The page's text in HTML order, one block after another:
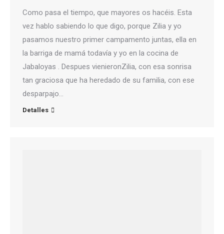
Como pasa el tiempo, que mayores os hacéis. Esta
vez hablo sabiendo lo que digo, porque Zilia y yo
pasamos nuestro primer campamento juntas, ella en
la barriga de mamá todavía y yo en la cocina de
Jabaloyas . Despues vienieronZilia, con esa sonrisa
tan graciosa que ha heredado de su familia, con ese
desparpajo…
Detalles